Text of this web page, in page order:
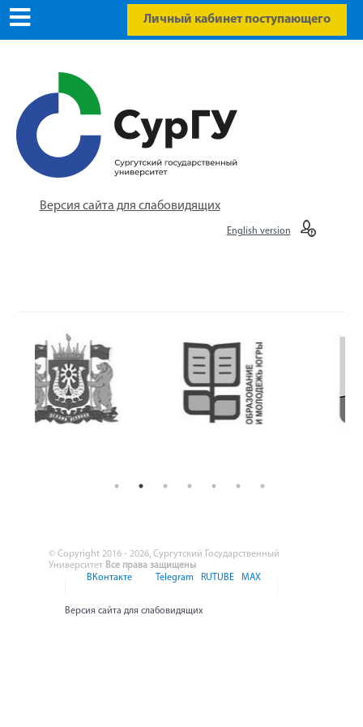
Личный кабинет поступающего
Версия сайта для слабовидящих
English version
© Copyright 2016 - 2026, Сургутский Государственный
Университет Все права защищены
ВКонтакте
Telegram RUTUBE MAX
Версия сайта для слабовидящих